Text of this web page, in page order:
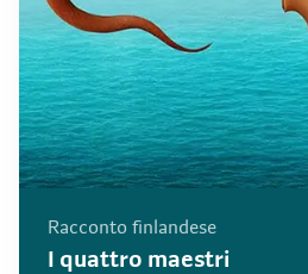
Racconto finlandese
I quattro maestri